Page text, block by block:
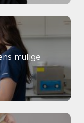
mulige